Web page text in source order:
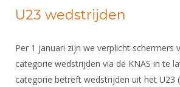
Contact
Medewerkers
KNAS Keurmerk
NK's
Internationale Titeltoernooien
Opleidingen
Voor scheidsrechters
U23 wedstrijden
Per 1 januari zijn we verplicht schermers
categorie wedstrijden via de KNAS in te
categorie betreft wedstrijden uit het U23